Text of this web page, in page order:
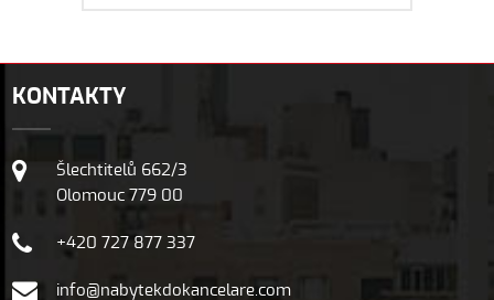
KONTAKTY
Šlechtitelů 662/3
Olomouc 779 00
+420 727 877 337
info@nabytekdokancelare.com